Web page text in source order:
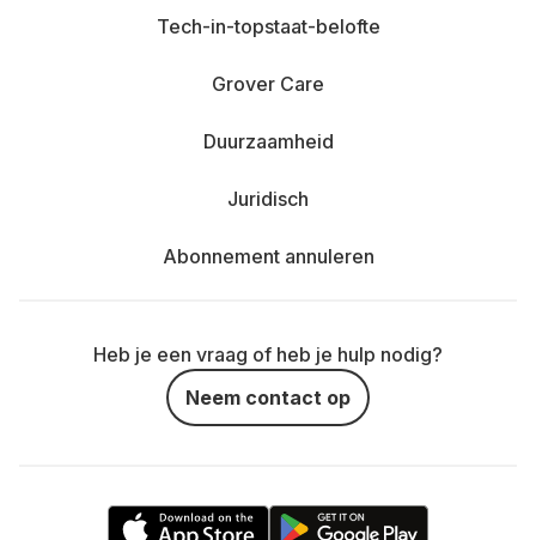
Tech-in-topstaat-belofte
Grover Care
Duurzaamheid
Juridisch
Abonnement annuleren
Heb je een vraag of heb je hulp nodig?
Neem contact op